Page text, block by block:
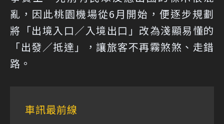
亂，因此桃園機場從6月開始，便逐步規劃
將「出境入口／入境出口」改為淺顯易懂的
「出發／抵達」，讓旅客不再霧煞煞、走錯
路。
車訊最前線